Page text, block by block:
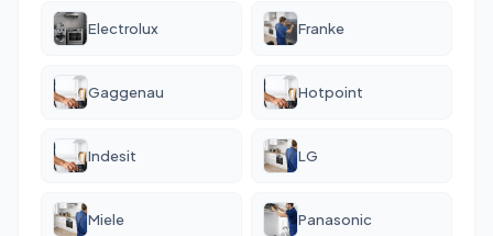
Electrolux Franke
Gaggenau Hotpoint
Indesit LG
Miele Panasonic